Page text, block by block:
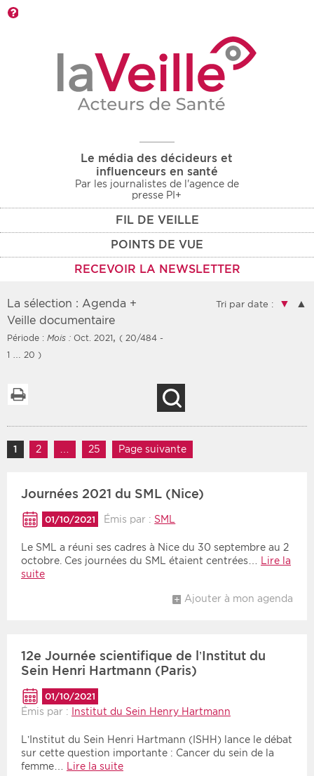
Le média des décideurs et
influenceurs en santé
Par les journalistes de l'agence de
presse PI+
FIL DE VEILLE
POINTS DE VUE
RECEVOIR LA NEWSLETTER
prochains jours
Communiqués des 10
derniers jours
Rendez-vous
Les deux
Secteur
Protection sociale
Zone géographique
Période
Choisir une date de débutChoisir une date de fin
Tri
Inversé
La sélection : Agenda +
Veille documentaire
Période : Mois : Oct. 2021, ( 20/484 -
1 … 20 )
Tri par date : ▼ ▲
Navigation des articles
Page
1 Page
2 Page
25 Page suivante
Journées 2021 du SML (Nice)
01/10/2021 Émis par : SML
Le SML a réuni ses cadres à Nice du 30 septembre au 2
octobre. Ces journées du SML étaient centrées… Lire la
suite
Ajouter à mon agenda
12e Journée scientifique de l’Institut du
Sein Henri Hartmann (Paris)
01/10/2021
Émis par : Institut du Sein Henry Hartmann
L’Institut du Sein Henri Hartmann (ISHH) lance le débat
sur cette question importante : Cancer du sein de la
femme… Lire la suite